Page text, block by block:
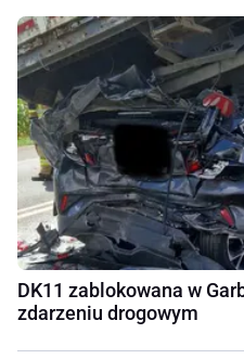
DK11 zablokowana w
zdarzeniu drogowym